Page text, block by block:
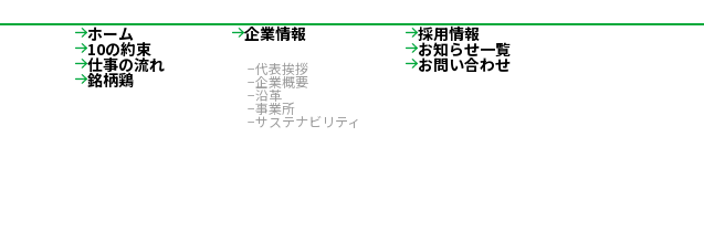
ホーム
10の約束
仕事の流れ
銘柄鶏
企業情報
代表挨拶
企業概要
沿革
事業所
サステナビリティ
採用情報
お知らせ一覧
お問い合わせ